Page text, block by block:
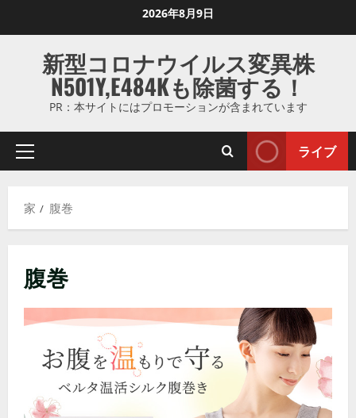
ス
ッ
ま
2026年8月9日
新型コロナウイルス変異株
N501Y,E484Kも除菌する！
PR：本サイトにはプロモーションが含まれています
プ
マ
ニ
ュ
ー
ライブ
家 腹巻
腹巻